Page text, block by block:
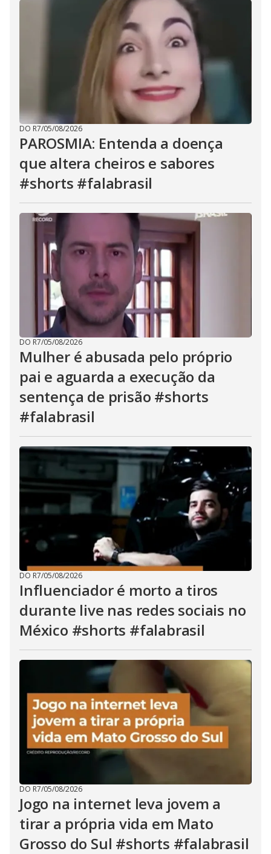
DO R7/05/08/2026
PAROSMIA: Entenda a doença
que altera cheiros e sabores
#shorts #falabrasil
DO R7/05/08/2026
Mulher é abusada pelo próprio
pai e aguarda a execução da
sentença de prisão #shorts
#falabrasil
DO R7/05/08/2026
Influenciador é morto a tiros
durante live nas redes sociais no
México #shorts #falabrasil
DO R7/05/08/2026
Jogo na internet leva jovem a
tirar a própria vida em Mato
Grosso do Sul #shorts #falabrasil